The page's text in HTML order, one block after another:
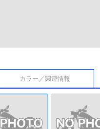
カラー／関連情報